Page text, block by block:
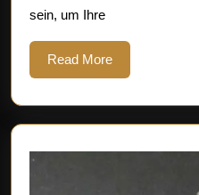
sein, um Ihre
Read MoreRead
More